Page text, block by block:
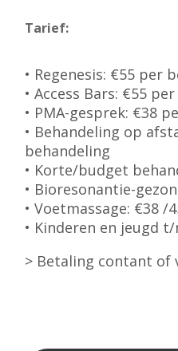
Tarief:
• Regenesis: €55 per
• Access Bars: €55
• PMA-gesprek: €38
• Behandeling op
behandeling
• Korte/budget
• Bioresonantie-
• Voetmassage: €38 /
• Kinderen en jeugd
> Betaling contant of